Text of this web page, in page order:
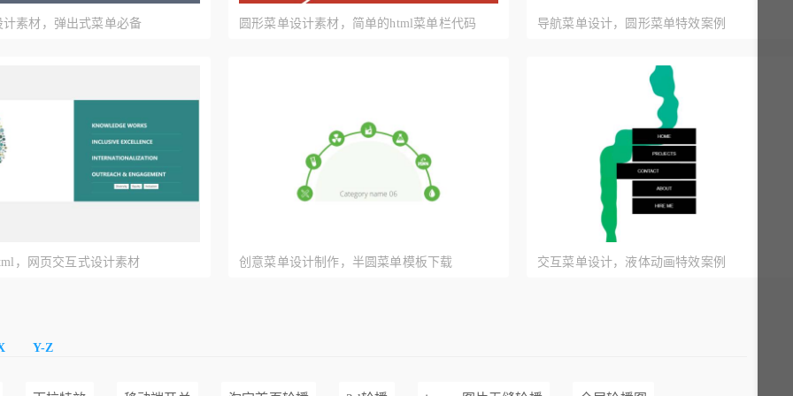
计素材，弹出式菜单必备 圆形菜单设计素材，简单的html菜单栏代码 导航菜单设计，圆形菜单特效案例
，网页交互式设计素材 创意菜单设计制作，半圆菜单模板下载 交互菜单设计，液体动画特效案例
Y-Z